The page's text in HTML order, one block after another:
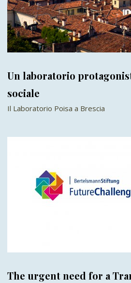
Un laboratorio
sociale
Il Laboratorio Poisa a Brescia
The urgent need for a